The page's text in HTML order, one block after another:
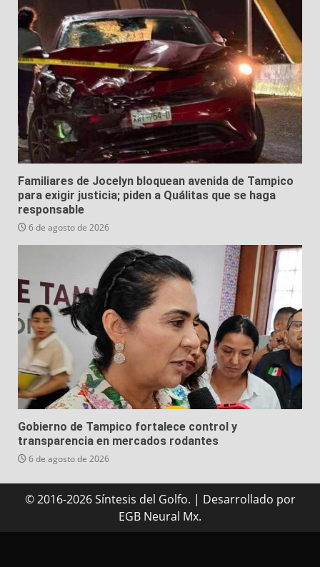
Familiares de Jocelyn bloquean avenida de Tampico
para exigir justicia; piden a Quálitas que se haga
responsable
6 de agosto de 2026
Gobierno de Tampico fortalece control y
transparencia en mercados rodantes
6 de agosto de 2026
© 2016-2026 Síntesis del Golfo. | Desarrollado por
EGB Neural Mx.